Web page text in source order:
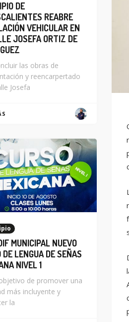
DE
REABRE
VEHICULAR EN
JOSEFA ORTIZ DE
las obras de
y reencarpertado
Josefa
MUNICIPAL NUEVO
DE LENGUA DE SEÑAS
NIVEL 1
de promover una
más incluyente y
la